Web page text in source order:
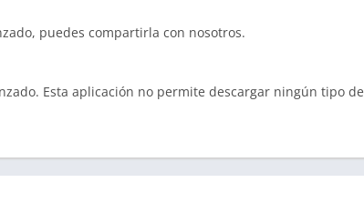
puedes compartirla con nosotros.
Esta aplicación no permite descargar ningún tipo de